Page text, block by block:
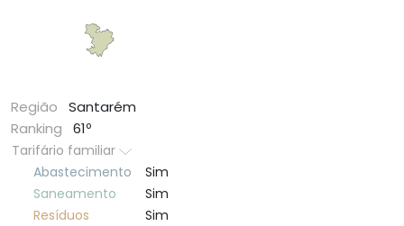
Região
Santarém
Ranking
61º
Tarifário familiar
Abastecimento
Sim
Saneamento
Sim
Resí­duos
Sim